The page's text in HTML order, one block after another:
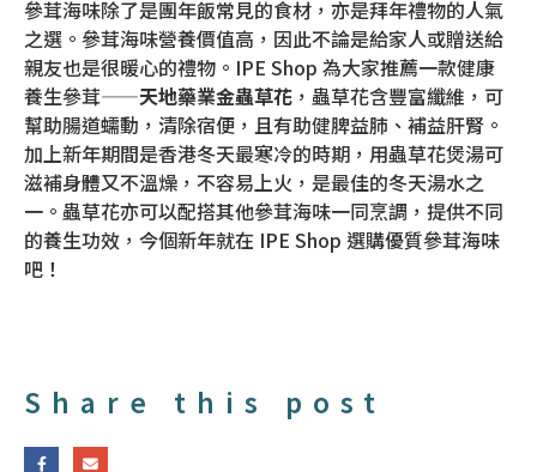
參茸海味除了是團年飯常見的食材，亦是拜年禮物的人氣
之選。參茸海味營養價值高，因此不論是給家人或贈送給
親友也是很暖心的禮物。IPE Shop 為大家推薦一款健康
養生參茸——天地藥業金蟲草花 ，蟲草花含豐富纖維，可
幫助腸道蠕動，清除宿便，且有助健脾益肺、補益肝腎。
加上新年期間是香港冬天最寒冷的時期，用蟲草花煲湯可
滋補身體又不溫燥，不容易上火，是最佳的冬天湯水之
一。蟲草花亦可以配搭其他參茸海味一同烹調，提供不同
的養生功效，今個新年就在 IPE Shop 選購優質參茸海味
吧！
Share this post